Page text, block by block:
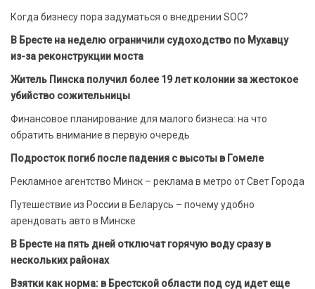
Когда бизнесу пора задуматься о внедрении SOC?
В Бресте на неделю ограничили судоходство по Мухавцу
из-за реконструкции моста
Житель Пинска получил более 19 лет колонии за жестокое
убийство сожительницы
Финансовое планирование для малого бизнеса: на что
обратить внимание в первую очередь
Подросток погиб после падения с высоты в Гомеле
Рекламное агентство Минск – реклама в метро от Свет Города
Путешествие из России в Беларусь – почему удобно
арендовать авто в Минске
В Бресте на пять дней отключат горячую воду сразу в
нескольких районах
Взятки как норма: в Брестской области под суд идет еще